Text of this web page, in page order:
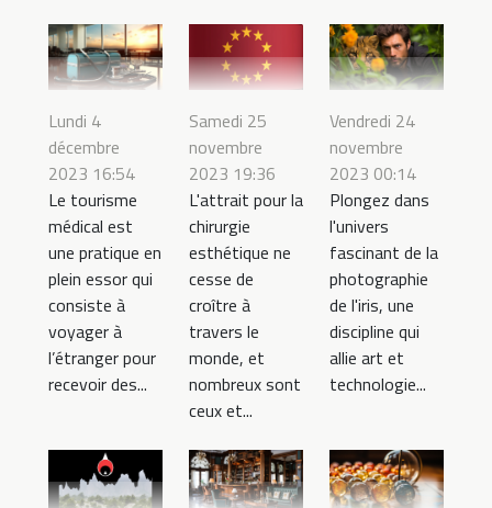
Lundi 4
décembre
2023 16:54
Le tourisme
médical est
une pratique en
plein essor qui
consiste à
voyager à
l’étranger pour
recevoir des...
Samedi 25
novembre
2023 19:36
L'attrait pour la
chirurgie
esthétique ne
cesse de
croître à
travers le
monde, et
nombreux sont
ceux et...
Vendredi 24
novembre
2023 00:14
Plongez dans
l'univers
fascinant de la
photographie
de l'iris, une
discipline qui
allie art et
technologie...